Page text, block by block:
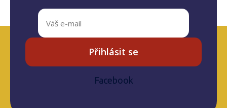
Přihlásit se
Facebook